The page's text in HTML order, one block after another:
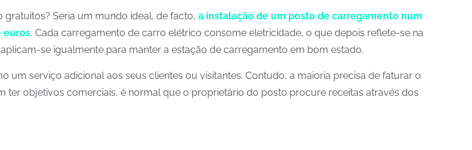
Seria um mundo ideal, de facto, a instalação de um posto de carregamento num
euros. Cada carregamento de carro elétrico consome eletricidade, o que depois reflete-se na
se igualmente para manter a estação de carregamento em bom estado.
serviço adicional aos seus clientes ou visitantes. Contudo, a maioria precisa de faturar o
ter objetivos comerciais, é normal que o proprietário do posto procure receitas através dos